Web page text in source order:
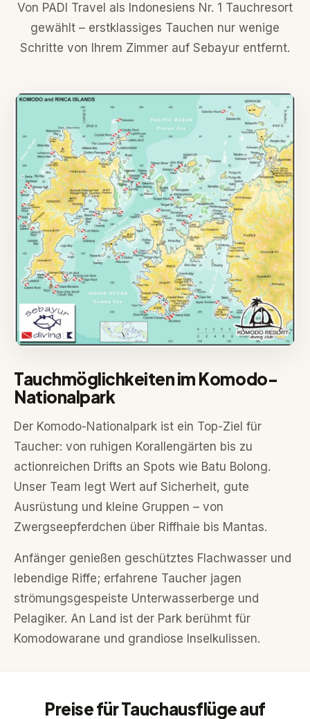
Von PADI Travel als Indonesiens Nr. 1 Tauchresort
gewählt – erstklassiges Tauchen nur wenige
Schritte von Ihrem Zimmer auf Sebayur entfernt.
Tauchmöglichkeiten im Komodo-
Nationalpark
Der Komodo-Nationalpark ist ein Top-Ziel für
Taucher: von ruhigen Korallengärten bis zu
actionreichen Drifts an Spots wie Batu Bolong.
Unser Team legt Wert auf Sicherheit, gute
Ausrüstung und kleine Gruppen – von
Zwergseepferdchen über Riffhaie bis Mantas.
Anfänger genießen geschütztes Flachwasser und
lebendige Riffe; erfahrene Taucher jagen
strömungsgespeiste Unterwasserberge und
Pelagiker. An Land ist der Park berühmt für
Komodowarane und grandiose Inselkulissen.
Preise für Tauchausflüge auf